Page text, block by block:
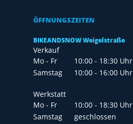
ÖFFNUNGSZEITEN
BIKEANDSNOW Weigelstraße
Verkauf
Mo - Fr
10:00 - 18:30 Uhr
Samstag
10:00 - 16:00 Uhr
Werkstatt
Mo - Fr
10:00 - 18:30 Uhr
Samstag
geschlossen